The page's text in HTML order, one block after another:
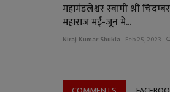
महामंडलेश्वर स्वामी श्री
महाराज मई-जून मे...
Niraj Kumar Shukla Feb 25, 2023